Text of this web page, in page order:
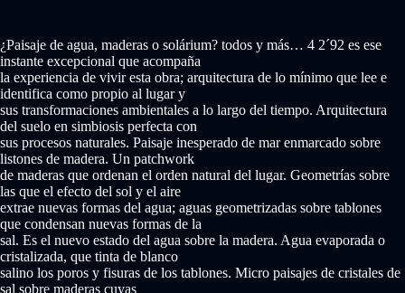
¿Paisaje de agua, maderas o solárium? todos y más… 4 2´92 es ese
instante excepcional que acompaña
la experiencia de vivir esta obra; arquitectura de lo mínimo que lee e
identifica como propio al lugar y
sus transformaciones ambientales a lo largo del tiempo. Arquitectura
del suelo en simbiosis perfecta con
sus procesos naturales. Paisaje inesperado de mar enmarcado sobre
listones de madera. Un patchwork
de maderas que ordenan el orden natural del lugar. Geometrías sobre
las que el efecto del sol y el aire
extrae nuevas formas del agua; aguas geometrizadas sobre tablones
que condensan nuevas formas de la
sal. Es el nuevo estado del agua sobre la madera. Agua evaporada o
cristalizada, que tinta de blanco
salino los poros y fisuras de los tablones. Micro paisajes de cristales de
sal sobre maderas cuyas